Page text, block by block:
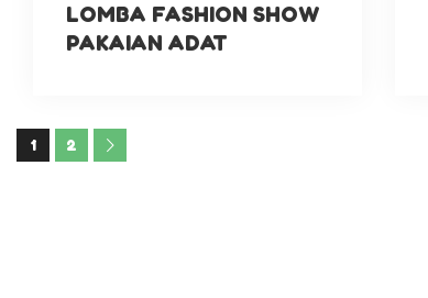
LOMBA FASHION SHOW
PAKAIAN ADAT
1 2